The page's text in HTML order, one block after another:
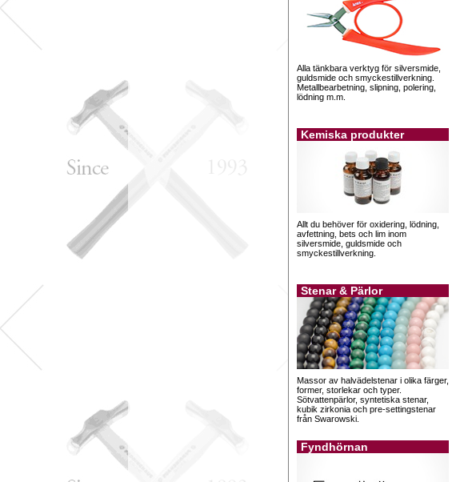
Alla tänkbara verktyg för silversmide,
guldsmide och smyckestillverkning.
Metallbearbetning, slipning, polering,
lödning m.m.
Kemiska produkter
Allt du behöver för oxidering, lödning,
avfettning, bets och lim inom
silversmide, guldsmide och
smyckestillverkning.
Stenar & Pärlor
Massor av halvädelstenar i olika färger,
former, storlekar och typer.
Sötvattenpärlor, syntetiska stenar,
kubik zirkonia och pre-settingstenar
från Swarowski.
Fyndhörnan